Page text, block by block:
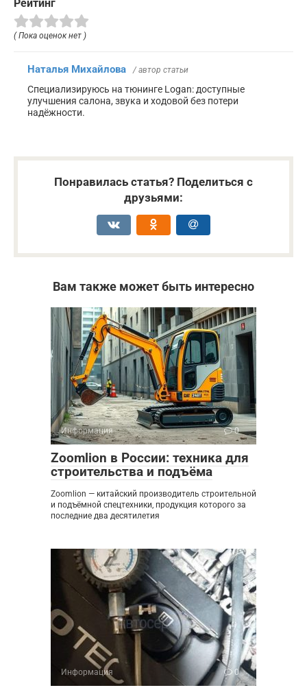
Рейтинг
( Пока оценок нет )
Наталья Михайлова / автор статьи
Специализируюсь на тюнинге Logan: доступные
улучшения салона, звука и ходовой без потери
надёжности.
Понравилась статья? Поделиться с
друзьями:
Вам также может быть интересно
Информация 0
Zoomlion в России: техника для
строительства и подъёма
Zoomlion — китайский производитель строительной
и подъёмной спецтехники, продукция которого за
последние два десятилетия
Информация 0